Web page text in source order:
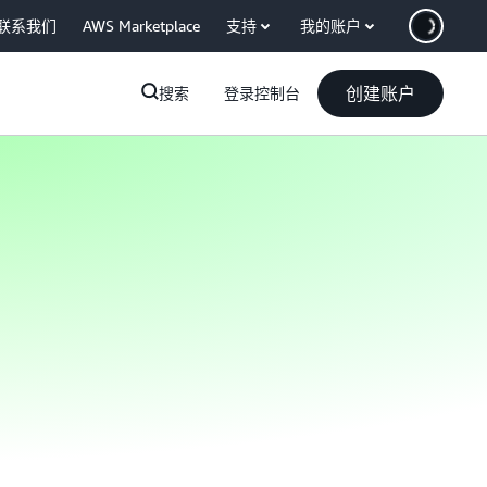
系我们 AWS Marketplace 支持 我的账户
搜索 登录控制台 创建账户